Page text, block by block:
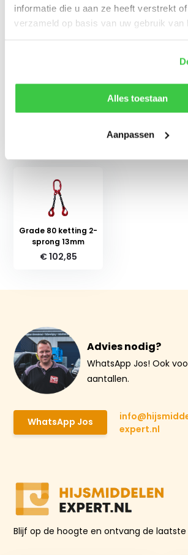
informatie die u aan ze heeft verstrekt
verzameld op basis van uw gebruik van
Alles toestaan
Aanpassen
Specificaties
Grade 80 ketting 2-
sprong 13mm
€ 102,85
Advies nodig?
WhatsApp Jos! Ook
aantallen.
WhatsApp Jos
expert.nl
Blijf op de hoogte en ontvang de laatste